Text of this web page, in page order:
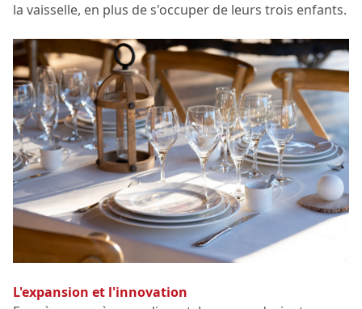
la vaisselle, en plus de s'occuper de leurs trois enfants.
L'expansion et l'innovation